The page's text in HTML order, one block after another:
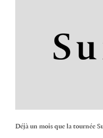
Déjà un mois que la tournée